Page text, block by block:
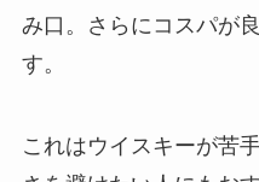
み口。さらにコスパが
す。
これはウイスキーが苦